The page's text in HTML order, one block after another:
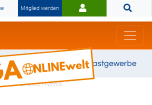
Mitglied werden
stark für das Gastgewerbe
Branchen News